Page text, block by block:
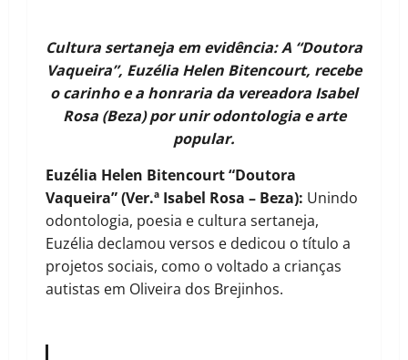
Cultura sertaneja em evidência: A “Doutora
Vaqueira”, Euzélia Helen Bitencourt, recebe
o carinho e a honraria da vereadora Isabel
Rosa (Beza) por unir odontologia e arte
popular.
Euzélia Helen Bitencourt “Doutora
Vaqueira” (Ver.ª Isabel Rosa – Beza): Unindo
odontologia, poesia e cultura sertaneja,
Euzélia declamou versos e dedicou o título a
projetos sociais, como o voltado a crianças
autistas em Oliveira dos Brejinhos.